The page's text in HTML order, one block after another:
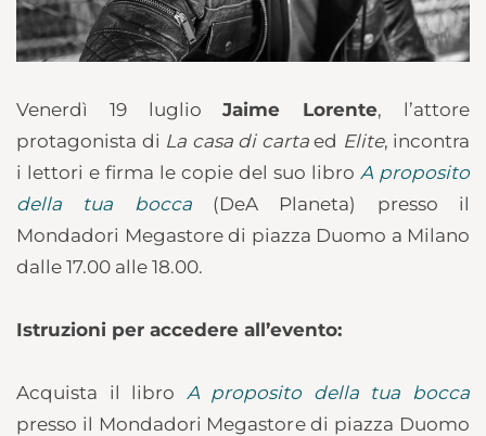
Venerdì 19 luglioJaime Lorente, l’attore
protagonista di La casa di cartaed Elite, incontra
i lettori e firma le copie del suo libro A proposito
della tua bocca(DeA Planeta) presso il
Mondadori Megastore di piazza Duomo a Milano
dalle 17.00 alle 18.00.
Istruzioni per accedere all’evento:
Acquista il libro A proposito della tua bocca
presso il Mondadori Megastore di piazza Duomo